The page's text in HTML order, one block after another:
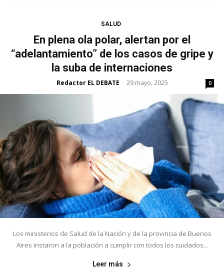
SALUD
En plena ola polar, alertan por el
“adelantamiento” de los casos de gripe y
la suba de internaciones
Redactor EL DEBATE - 29 mayo, 2025 0
Los ministerios de Salud de la Nación y de la provincia de Buenos
Aires instaron a la población a cumplir con todos los cuidados...
Leer más